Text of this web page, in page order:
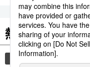
熱門關鍵詞
教育 文學